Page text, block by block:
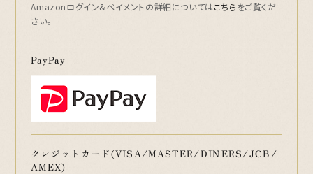
Amazonログイン&ペイメントの詳細についてはこちらをご覧くだ
さい。
PayPay
クレジットカード(VISA/MASTER/DINERS/JCB/
AMEX)